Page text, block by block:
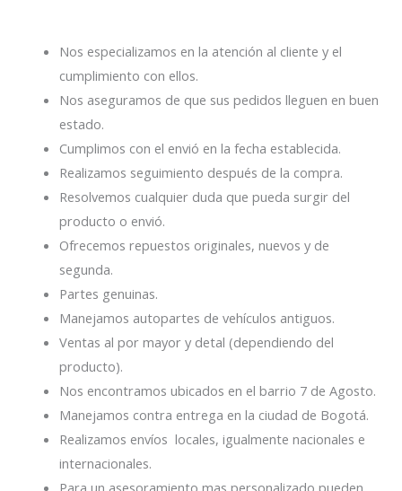
Nos especializamos en la atención al cliente y el
cumplimiento con ellos.
Nos aseguramos de que sus pedidos lleguen en buen
estado.
Cumplimos con el envió en la fecha establecida.
Realizamos seguimiento después de la compra.
Resolvemos cualquier duda que pueda surgir del
producto o envió.
Ofrecemos repuestos originales, nuevos y de
segunda.
Partes genuinas.
Manejamos autopartes de vehículos antiguos.
Ventas al por mayor y detal (dependiendo del
producto).
Nos encontramos ubicados en el barrio 7 de Agosto.
Manejamos contra entrega en la ciudad de Bogotá.
Realizamos envíos locales, igualmente nacionales e
internacionales.
Para un asesoramiento mas personalizado pueden